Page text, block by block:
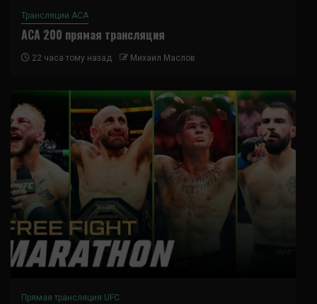
Трансляции ACA
ACA 200 прямая трансляция
22 часа тому назад Михаил Маслов
Прямая трансляция UFC